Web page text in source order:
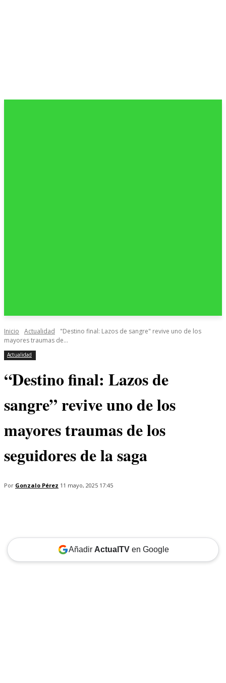
Inicio Actualidad
"Destino final: Lazos de sangre" revive uno de los
mayores traumas de...
Actualidad
“Destino final: Lazos de
sangre” revive uno de los
mayores traumas de los
seguidores de la saga
Por Gonzalo Pérez 11 mayo, 2025 17:45
Añadir ActualTVen Google